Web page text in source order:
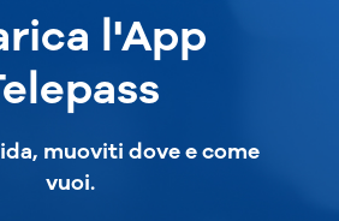
l'App
muoviti dove e come
vuoi.